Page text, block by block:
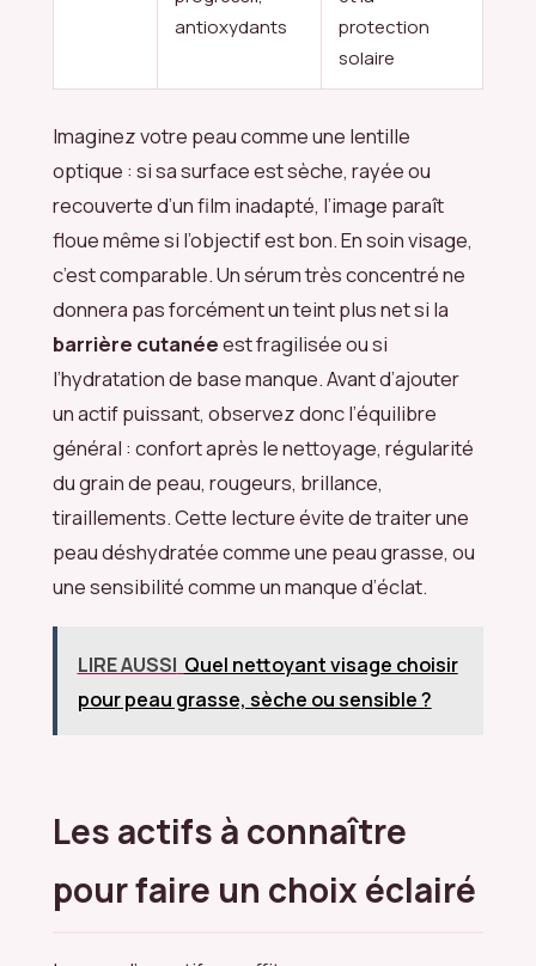
antioxydants
protection
solaire
Imaginez votre peau comme une lentille
optique : si sa surface est sèche, rayée ou
recouverte d’un film inadapté, l’image paraît
floue même si l’objectif est bon. En soin visage,
c’est comparable. Un sérum très concentré ne
donnera pas forcément un teint plus net si la
barrière cutanéeest fragilisée ou si
l’hydratation de base manque. Avant d’ajouter
un actif puissant, observez donc l’équilibre
général : confort après le nettoyage, régularité
du grain de peau, rougeurs, brillance,
tiraillements. Cette lecture évite de traiter une
peau déshydratée comme une peau grasse, ou
une sensibilité comme un manque d’éclat.
LIRE AUSSI Quel nettoyant visage choisir
pour peau grasse, sèche ou sensible ?
Les actifs à connaître
pour faire un choix éclairé